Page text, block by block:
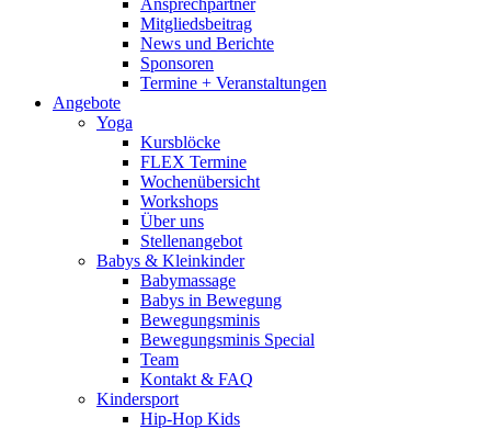
Ansprechpartner
Mitgliedsbeitrag
News und Berichte
Sponsoren
Termine + Veranstaltungen
Angebote
Yoga
Kursblöcke
FLEX Termine
Wochenübersicht
Workshops
Über uns
Stellenangebot
Babys & Kleinkinder
Babymassage
Babys in Bewegung
Bewegungsminis
Bewegungsminis Special
Team
Kontakt & FAQ
Kindersport
Hip-Hop Kids